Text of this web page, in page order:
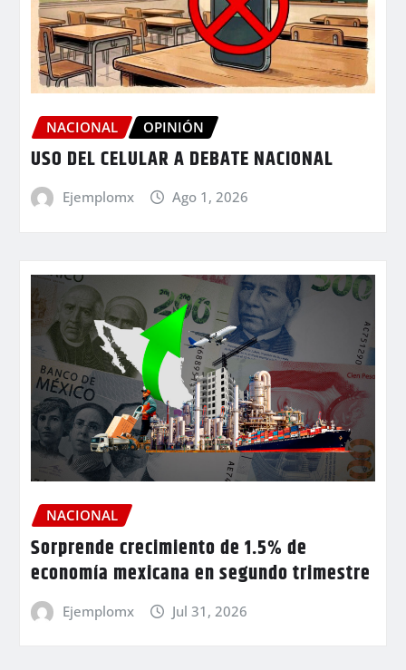
NACIONAL OPINIÓN
USO DEL CELULAR A DEBATE NACIONAL
Ejemplomx Ago 1, 2026
NACIONAL
Sorprende crecimiento de 1.5% de
economía mexicana en segundo trimestre
Ejemplomx Jul 31, 2026